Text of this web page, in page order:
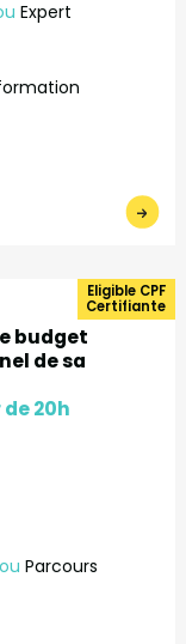
Expert
Eligible CPF
Certifiante
budget
de sa
ou Parcours